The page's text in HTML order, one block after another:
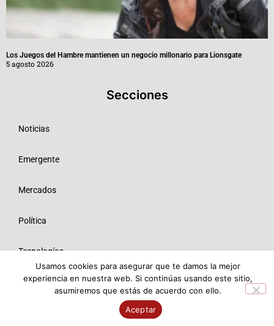
Los Juegos del Hambre mantienen un negocio millonario para Lionsgate
5 agosto 2026
Secciones
Noticias
Emergente
Mercados
Política
Tecnologías
Opinión
© 2026 Todos los derechos reservados ME SRL.
Usamos cookies para asegurar que te damos la mejor
experiencia en nuestra web. Si continúas usando este sitio,
asumiremos que estás de acuerdo con ello.
Aceptar